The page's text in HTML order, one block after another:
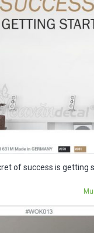
of success is getting